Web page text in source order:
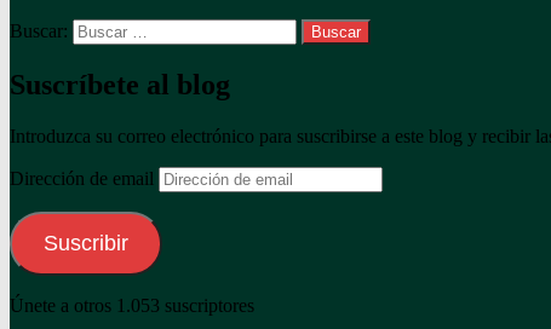
Buscar:
Suscríbete al blog
Introduzca su correo electrónico para suscribirse a este blog y recibir
Dirección de email
Suscribir
Únete a otros 1.053 suscriptores